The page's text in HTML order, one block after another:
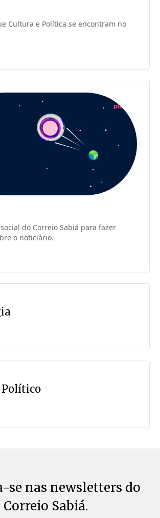
Cultura e Política se encontram no
do Correio Sabiá para fazer
o noticiário.
se nas newsletters do
Correio Sabiá.